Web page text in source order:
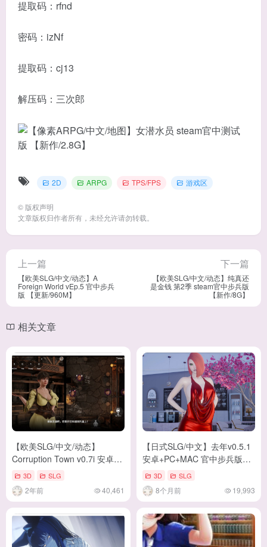
提取码：rfnd
密码：izNf
提取码：cj13
解压码：三次郎
2D ARPG TPS/FPS 游戏区
© 版权声明
文章版权归作者所有，未经允许请勿转载。
上一篇
【欧美SLG/中文/动态】A
Foreign World vEp.5 官中步兵
版 【更新/960M】
下一篇
【欧美SLG/中文/动态】纯真还
是金钱 第2季 steam官中步兵版
【新作/8G】
相关文章
【欧美SLG/中文/动态】
Corruption Town v0.7i 安卓
+PC 官中版 【更新/3.3G】
3D SLG
2年前 40,461
【日式SLG/中文】去年v0.5.1
安卓+PC+MAC 官中步兵版
【更新/2.72G】
3D SLG
8个月前 19,993